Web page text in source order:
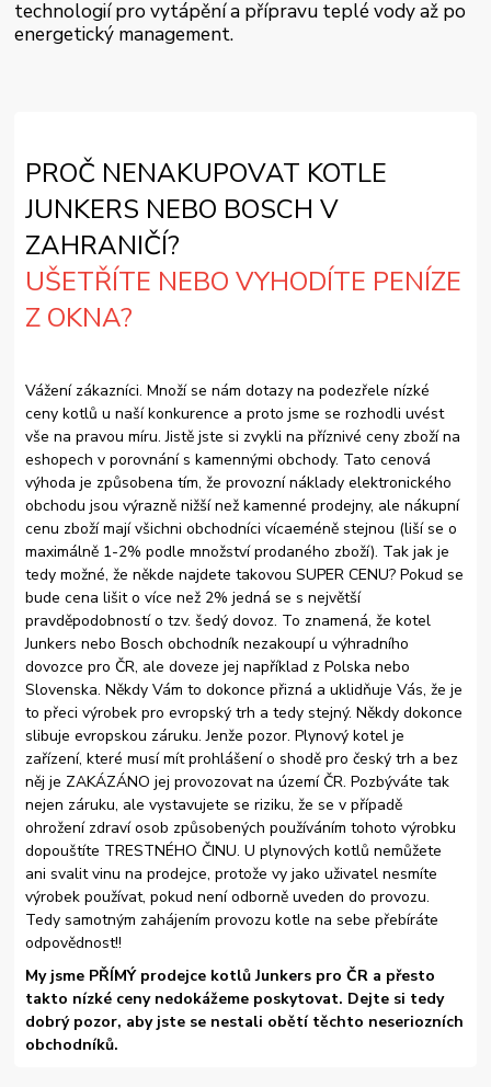
technologií pro vytápění a přípravu teplé vody až po
energetický management.
PROČ NENAKUPOVAT KOTLE
JUNKERS NEBO BOSCH V
ZAHRANIČÍ?
UŠETŘÍTE NEBO VYHODÍTE PENÍZE
Z OKNA?
Vážení zákazníci. Množí se nám dotazy na podezřele nízké
ceny kotlů u naší konkurence a proto jsme se rozhodli uvést
vše na pravou míru. Jistě jste si zvykli na příznivé ceny zboží na
eshopech v porovnání s kamennými obchody. Tato cenová
výhoda je způsobena tím, že provozní náklady elektronického
obchodu jsou výrazně nižší než kamenné prodejny, ale nákupní
cenu zboží mají všichni obchodníci vícaeméně stejnou (liší se o
maximálně 1-2% podle množství prodaného zboží). Tak jak je
tedy možné, že někde najdete takovou SUPER CENU? Pokud se
bude cena lišit o více než 2% jedná se s největší
pravděpodobností o tzv. šedý dovoz. To znamená, že kotel
Junkers nebo Bosch obchodník nezakoupí u výhradního
dovozce pro ČR, ale doveze jej například z Polska nebo
Slovenska. Někdy Vám to dokonce přizná a uklidňuje Vás, že je
to přeci výrobek pro evropský trh a tedy stejný. Někdy dokonce
slibuje evropskou záruku. Jenže pozor. Plynový kotel je
zařízení, které musí mít prohlášení o shodě pro český trh a bez
něj je ZAKÁZÁNO jej provozovat na území ČR. Pozbýváte tak
nejen záruku, ale vystavujete se riziku, že se v případě
ohrožení zdraví osob způsobených používáním tohoto výrobku
dopouštíte TRESTNÉHO ČINU. U plynových kotlů nemůžete
ani svalit vinu na prodejce, protože vy jako uživatel nesmíte
výrobek používat, pokud není odborně uveden do provozu.
Tedy samotným zahájením provozu kotle na sebe přebíráte
odpovědnost!!
My jsme PŘÍMÝ prodejce kotlů Junkers pro ČR a přesto
takto nízké ceny nedokážeme poskytovat. Dejte si tedy
dobrý pozor, aby jste se nestali obětí těchto neseriozních
obchodníků.